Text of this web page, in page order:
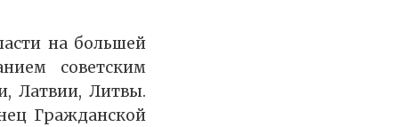
на большей
советским
Латвии, Литвы.
Гражданской